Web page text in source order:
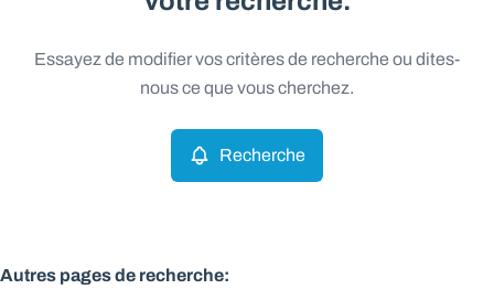
Essayez de modifier vos critères de recherche ou dites-
nous ce que vous cherchez.
Recherche
Autres pages de recherche: